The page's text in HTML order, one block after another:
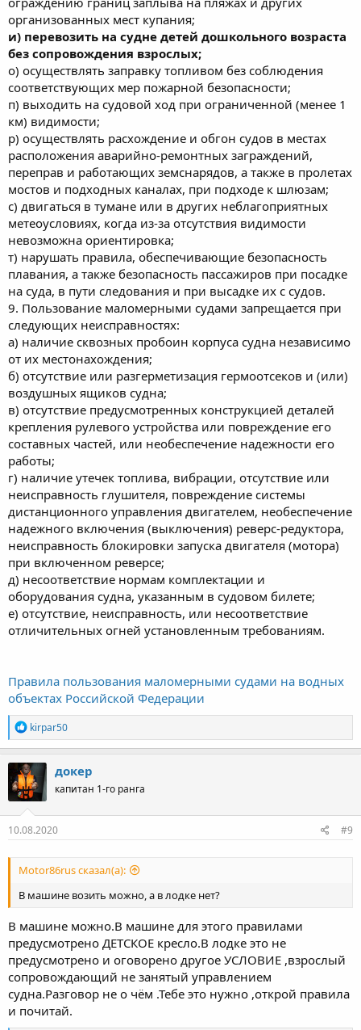
организованных мест купания;
и) перевозить на судне детей дошкольного возраста
без сопровождения взрослых;
о) осуществлять заправку топливом без соблюдения
соответствующих мер пожарной безопасности;
п) выходить на судовой ход при ограниченной (менее 1
км) видимости;
р) осуществлять расхождение и обгон судов в местах
расположения аварийно-ремонтных заграждений,
переправ и работающих земснарядов, а также в пролетах
мостов и подходных каналах, при подходе к шлюзам;
с) двигаться в тумане или в других неблагоприятных
метеоусловиях, когда из-за отсутствия видимости
невозможна ориентировка;
т) нарушать правила, обеспечивающие безопасность
плавания, а также безопасность пассажиров при посадке
на суда, в пути следования и при высадке их с судов.
9. Пользование маломерными судами запрещается при
следующих неисправностях:
а) наличие сквозных пробоин корпуса судна независимо
от их местонахождения;
б) отсутствие или разгерметизация гермоотсеков и (или)
воздушных ящиков судна;
в) отсутствие предусмотренных конструкцией деталей
крепления рулевого устройства или повреждение его
составных частей, или необеспечение надежности его
работы;
г) наличие утечек топлива, вибрации, отсутствие или
неисправность глушителя, повреждение системы
дистанционного управления двигателем, необеспечение
надежного включения (выключения) реверс-редуктора,
неисправность блокировки запуска двигателя (мотора)
при включенном реверсе;
д) несоответствие нормам комплектации и
оборудования судна, указанным в судовом билете;
е) отсутствие, неисправность, или несоответствие
отличительных огней установленным требованиям.
Правила пользования маломерными судами на водных
объектах Российской Федерации
Р
е
а
к
ц
и
и
:
kirpar50
докер
капитан 1-го ранга
10.08.2020 #9
Motor86rus сказал(а):
В машине возить можно, а в лодке нет?
В машине можно.В машине для этого правилами
предусмотрено ДЕТСКОЕ кресло.В лодке это не
предусмотрено и оговорено другое УСЛОВИЕ ,взрослый
сопровождающий не занятый управлением
судна.Разговор не о чём .Тебе это нужно ,открой правила
и почитай.